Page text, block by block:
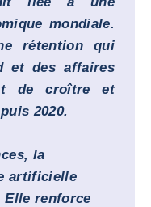
mondiale.
rétention qui
et des affaires
de croître et
2020.
la
artificielle
Elle renforce